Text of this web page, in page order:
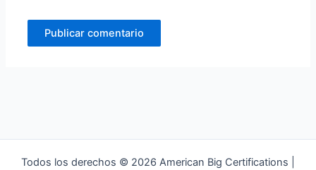
Todos los derechos © 2026 American Big Certifications |